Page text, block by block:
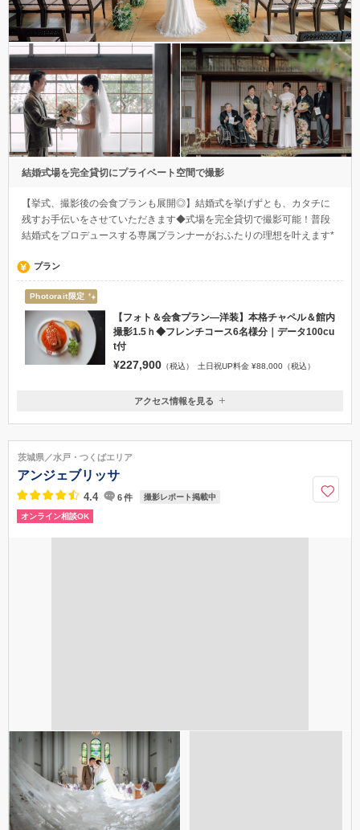
結婚式場を完全貸切にプライベート空間で撮影
【挙式、撮影後の会食プランも展開◎】結婚式を挙げずとも、カタチに
残すお手伝いをさせていただきます◆式場を完全貸切で撮影可能！普段
結婚式をプロデュースする専属プランナーがおふたりの理想を叶えます*
プラン
Photorait限定
【フォト＆会食プラン―洋装】本格チャペル＆館内
撮影1.5ｈ◆フレンチコース6名様分｜データ100cu
t付
¥227,900 （税込） 土日祝UP料金 ¥88,000（税込）
埼玉県川越市元町1-9-8
049-229-2217
アクセス情報を見る
茨城県／水戸・つくばエリア
アンジェブリッサ
4.4 6件 撮影レポート掲載中
オンライン相談OK